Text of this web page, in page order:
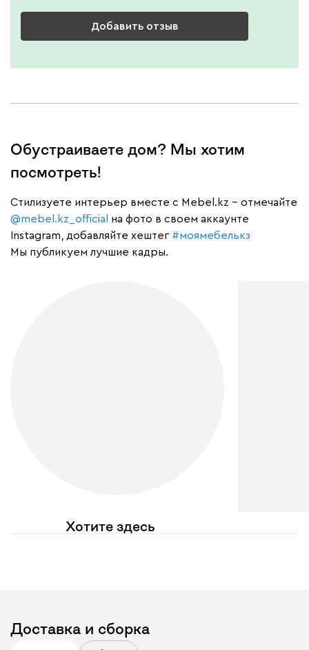
Добавить отзыв
Обустраиваете дом? Мы хотим
посмотреть!
Cтилизуете интерьер вместе с Mebel.kz – отмечайте
@mebel.kz_official
на фото в своем аккаунте
Instagram, добавляйте хештег #моямебелькз
Мы публикуем лучшие кадры.
Хотите здесь
Доставка и сборка